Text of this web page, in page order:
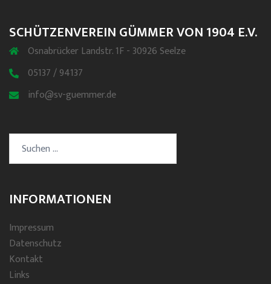
SCHÜTZENVEREIN GÜMMER VON 1904 E.V.
Osnabrücker Landstr. 1F - 30926 Seelze
05137 / 94137
info@sv-guemmer.de
Suchen
nach:
INFORMATIONEN
Impressum
Datenschutz
Kontakt
Links